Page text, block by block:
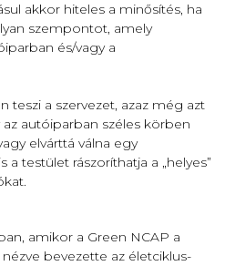
akkor hiteles a minősítés, ha
szempontot, amely
és/vagy a
teszi a szervezet, azaz még azt
autóiparban széles körben
elvárttá válna egy
testület rászoríthatja a „helyes”
amikor a Green NCAP a
bevezette az életciklus-